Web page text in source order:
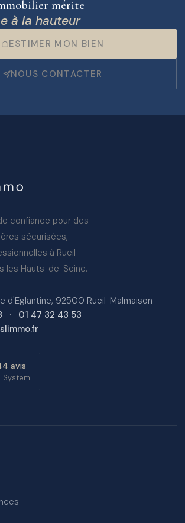
mérite
à la hauteur
ESTIMER MON BIEN
NOUS CONTACTER
confiance pour des
sécurisées,
à Rueil-
les Hauts-de-Seine.
d'Eglantine, 92500 Rueil-Malmaison
· 01 47 32 43 53
avis
System